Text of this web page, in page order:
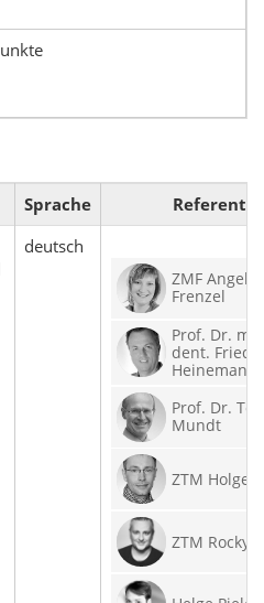
Sprache
Referent
deutsch
ZMF
Frenzel
Prof. Dr.
dent.
Heinemann
Prof. Dr.
Mundt
ZTM Holger
ZTM Rocky